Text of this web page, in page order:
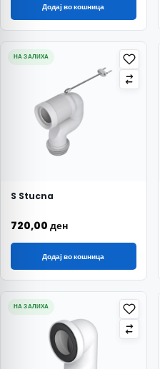
Додај во кошница
НА ЗАЛИХА
S Stucna
720,00 ден
Додај во кошница
НА ЗАЛИХА